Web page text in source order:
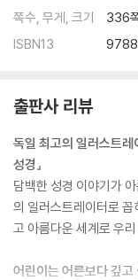
쪽수, 무게, 크기
336
ISBN13
출판사 리뷰
독일 최고의 일러스트레
성경』
담백한 성경 이야기가
의 일러스트레이터로
고 아름다운 세계로 우
어린이는 어른보다 깊